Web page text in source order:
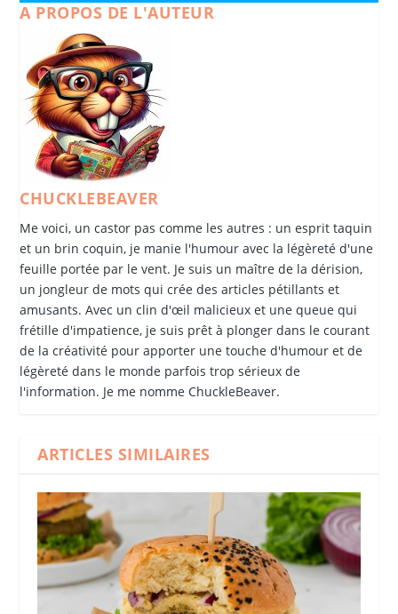
A PROPOS DE L'AUTEUR
CHUCKLEBEAVER
Me voici, un castor pas comme les autres : un esprit taquin
et un brin coquin, je manie l'humour avec la légèreté d'une
feuille portée par le vent. Je suis un maître de la dérision,
un jongleur de mots qui crée des articles pétillants et
amusants. Avec un clin d'œil malicieux et une queue qui
frétille d'impatience, je suis prêt à plonger dans le courant
de la créativité pour apporter une touche d'humour et de
légèreté dans le monde parfois trop sérieux de
l'information. Je me nomme ChuckleBeaver.
ARTICLES SIMILAIRES